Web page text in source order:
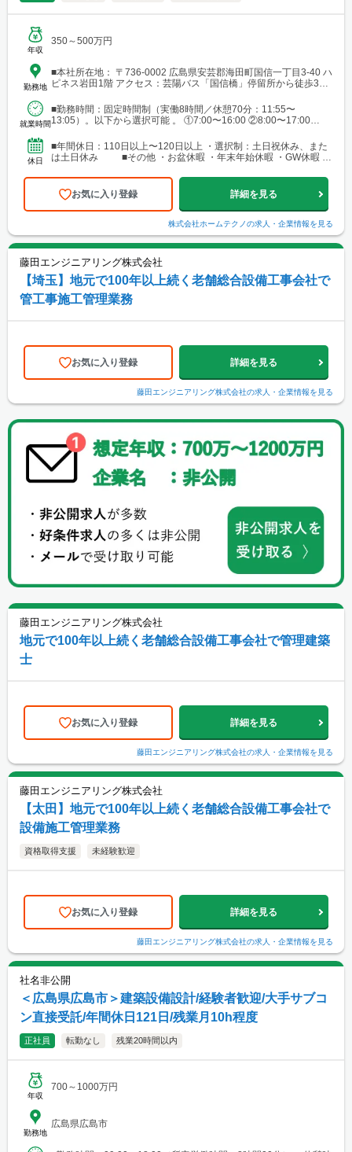
年収
350～500万円
勤務地
■本社所在地： 〒736-0002 広島県安芸郡海田町国信一丁目3-40 ハ
ピネス岩田1階 アクセス：芸陽バス「国信橋」停留所から徒歩3分
就業時間
■勤務時間：固定時間制（実働8時間／休憩70分：11:55〜
13:05）。以下から選択可能 。 ①7:00〜16:00 ②8:00〜17:00
休日
■年間休日：110日以上〜120日以上 ・選択制：土日祝休み、また
は土日休み ■その他 ・お盆休暇 ・年末年始休暇 ・GW休暇 ・
お気に入り登録 詳細を見る
株式会社ホームテクノの求人・企業情報を見る
藤田エンジニアリング株式会社
【埼玉】地元で100年以上続く老舗総合設備工事会社で
管工事施工管理業務
お気に入り登録 詳細を見る
藤田エンジニアリング株式会社の求人・企業情報を見る
藤田エンジニアリング株式会社
地元で100年以上続く老舗総合設備工事会社で管理建築
士
お気に入り登録 詳細を見る
藤田エンジニアリング株式会社の求人・企業情報を見る
藤田エンジニアリング株式会社
【太田】地元で100年以上続く老舗総合設備工事会社で
設備施工管理業務
資格取得支援 未経験歓迎
お気に入り登録 詳細を見る
藤田エンジニアリング株式会社の求人・企業情報を見る
社名非公開
＜広島県広島市＞建築設備設計/経験者歓迎/大手サブコ
ン直接受託/年間休日121日/残業月10h程度
正社員 転勤なし 残業20時間以内
年収
700～1000万円
勤務地
広島県広島市